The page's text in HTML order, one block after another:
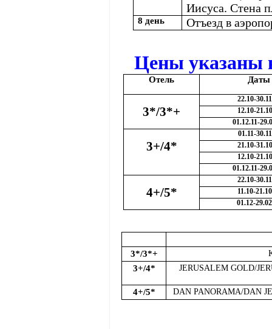
Иисуса. Стена
8 день Отъезд в
Цены указаны
Отель Даты
3*/3*+
22.10-
12.10-
01.12.11-
3+/4*
01.11-
21.10-
12.10-
01.12.11-
4+/5*
22.10-
11.10-
01.12-
3*/3*+
3+/4* JERUSALEM GOLD/
4+/5* DAN PANORAMA/DAN